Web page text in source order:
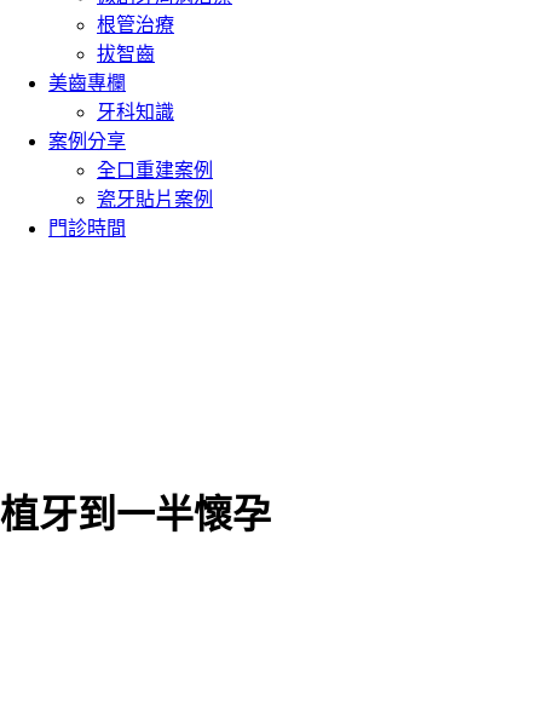
根管治療
拔智齒
美齒專欄
牙科知識
案例分享
全口重建案例
瓷牙貼片案例
門診時間
植牙到一半懷孕